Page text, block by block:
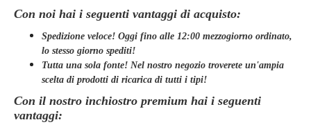
Con noi hai i seguenti vantaggi di acquisto:
Spedizione veloce! Oggi fino alle 12:00 mezzogiorno ordinato,
lo stesso giorno spediti!
Tutta una sola fonte! Nel nostro negozio troverete un'ampia
scelta di prodotti di ricarica di tutti i tipi!
Con il nostro inchiostro premium hai i seguenti
vantaggi: